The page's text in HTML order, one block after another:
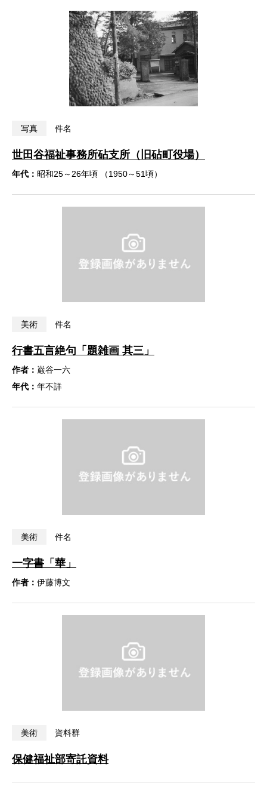
写真 件名
世田谷福祉事務所砧支所（旧砧町役場）
年代： 昭和25～26年頃 （1950～51頃）
美術 件名
行書五言絶句「題雑画 其三」
作者： 巌谷一六
年代： 年不詳
美術 件名
一字書「華」
作者： 伊藤博文
美術 資料群
保健福祉部寄託資料